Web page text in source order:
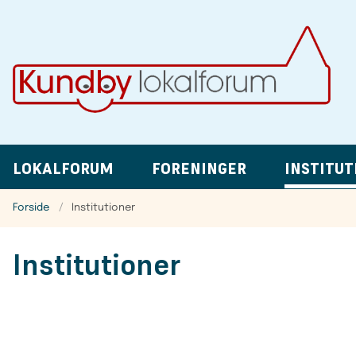
LOKALFORUM FORENINGER
Forside Institutioner
Institutioner